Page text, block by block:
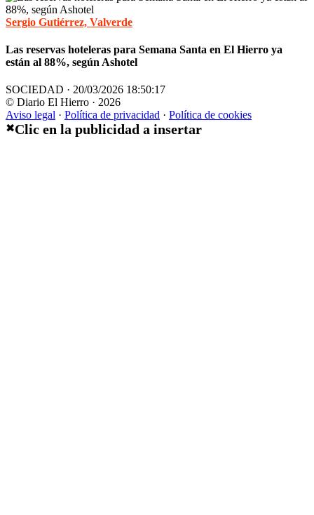
Sergio Gutiérrez, Valverde
Las reservas hoteleras para Semana Santa en El Hierro ya
están al 88%, según Ashotel
SOCIEDAD · 20/03/2026 18:50:17
© Diario El Hierro · 2026
Aviso legal · Política de privacidad · Política de cookies
✖Clic en la publicidad a insertar